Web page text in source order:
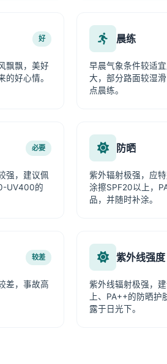
好
飘飘，美好
的好心情。
晨练
早晨气象条件较适
大，部分路面较湿
点晨练。
必要
强，建议佩
UV400的
防晒
紫外辐射极强，应
涂擦SPF20以上，
品，并随时补涂。
较差
差，事故高
紫外线强度
紫外线辐射极强，
上、PA++的防晒护
露于日光下。